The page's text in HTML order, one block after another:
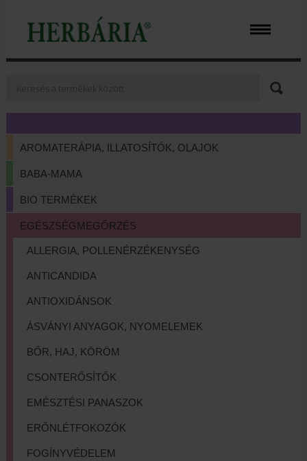
AROMATERÁPIA, ILLATOSÍTÓK, OLAJOK
BABA-MAMA
BIO TERMÉKEK
EGÉSZSÉGMEGŐRZÉS
ALLERGIA, POLLENÉRZÉKENYSÉG
ANTICANDIDA
ANTIOXIDÁNSOK
ÁSVÁNYI ANYAGOK, NYOMELEMEK
BŐR, HAJ, KÖRÖM
CSONTERŐSÍTŐK
EMÉSZTÉSI PANASZOK
ERŐNLÉTFOKOZÓK
FOGÍNYVÉDELEM